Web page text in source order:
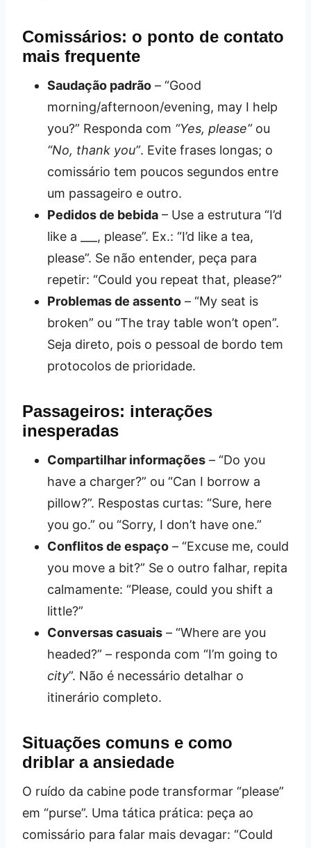
Comissários: o ponto de contato
mais frequente
Saudação padrão – “Good
morning/afternoon/evening, may I help
you?” Responda com “Yes, please”ou
“No, thank you”. Evite frases longas; o
comissário tem poucos segundos entre
um passageiro e outro.
Pedidos de bebida – Use a estrutura “I’d
like a ___, please”. Ex.: “I’d like a tea,
please”. Se não entender, peça para
repetir: “Could you repeat that, please?”
Problemas de assento – “My seat is
broken” ou “The tray table won’t open”.
Seja direto, pois o pessoal de bordo tem
protocolos de prioridade.
Passageiros: interações
inesperadas
Compartilhar informações – “Do you
have a charger?” ou “Can I borrow a
pillow?”. Respostas curtas: “Sure, here
you go.” ou “Sorry, I don’t have one.”
Conflitos de espaço – “Excuse me, could
you move a bit?” Se o outro falhar, repita
calmamente: “Please, could you shift a
little?”
Conversas casuais – “Where are you
headed?” – responda com “I’m going to
city”. Não é necessário detalhar o
itinerário completo.
Situações comuns e como
driblar a ansiedade
O ruído da cabine pode transformar “please”
em “purse”. Uma tática prática: peça ao
comissário para falar mais devagar: “Could